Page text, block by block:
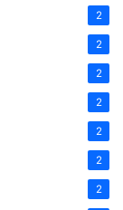
2
2
2
2
2
2
2